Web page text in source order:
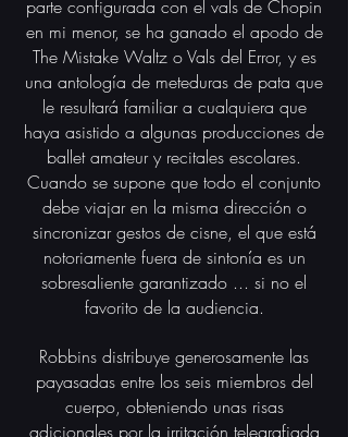
parte configurada con el vals de Chopin
en mi menor, se ha ganado el apodo de
The Mistake Waltz o Vals del Error, y es
una antología de meteduras de pata que
le resultará familiar a cualquiera que
haya asistido a algunas producciones de
ballet amateur y recitales escolares.
Cuando se supone que todo el conjunto
debe viajar en la misma dirección o
sincronizar gestos de cisne, el que está
notoriamente fuera de sintonía es un
sobresaliente garantizado ... si no el
favorito de la audiencia.
Robbins distribuye generosamente las
payasadas entre los seis miembros del
cuerpo, obteniendo unas risas
adicionales por la irritación telegrafiada